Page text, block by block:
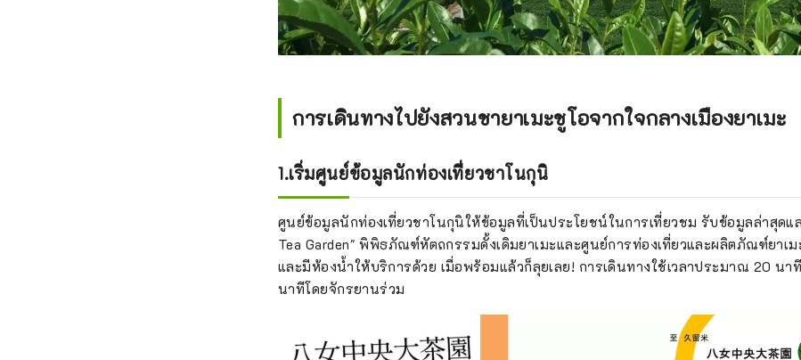
การเดินทางไปยังสวนชายาเมะชูโอจากใจกลางเมืองยาเมะ
1.เริ่มศูนย์ข้อมูลนักท่องเที่ยวชาโนกุนิ
ศูนย์ข้อมูลนักท่องเที่ยวชาโนกุนิให้ข้อมูลที่เป็นประโยชน์ในการเที่ยวชม รับข้อมูลล่าสุดแล
Tea Garden" พิพิธภัณฑ์หัตถกรรมดั้งเดิมยาเมะและศูนย์การท่องเที่ยวและผลิตภัณฑ์ยาเ
และมีห้องน้ำให้บริการด้วย เมื่อพร้อมแล้วก็ลุยเลย! การเดินทางใช้เวลาประมาณ 20 น
นาทีโดยจักรยานร่วม